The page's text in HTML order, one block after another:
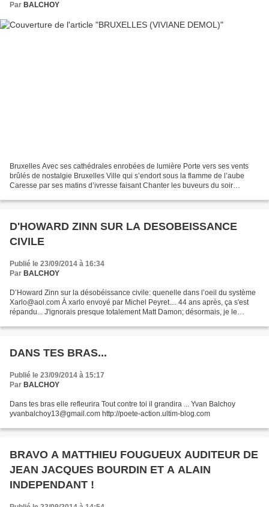
Par BALCHOY
Bruxelles Avec ses cathédrales enrobées de lumière Porte vers ses vents
brûlés de nostalgie Bruxelles Ville qui s’endort sous la flamme de l’aube
Caresse par ses matins d’ivresse faisant Chanter les buveurs du soir
D'HOWARD ZINN SUR LA DESOBEISSANCE
CIVILE
Publié le 23/09/2014 à 16:34
Par BALCHOY
D’Howard Zinn sur la désobéissance civile: quenelle dans l’oeil du système
Xarlo@aol.com À xarlo envoyé par Michel Peyret.... 44 ans après, ça s'est
répandu... J'ignorais presque totalement Matt Damon; désormais, je le
DANS TES BRAS...
Publié le 23/09/2014 à 15:17
Par BALCHOY
Dans tes bras elle refleurira Tout contre toi il grandira ... Yvan Balchoy
yvanbalchoy13@gmail.com http://poete-action.ultim-blog.com
BRAVO A MATTHIEU FOUGUEUX AUDITEUR DE
JEAN JACQUES BOURDIN ET A ALAIN
INDEPENDANT !